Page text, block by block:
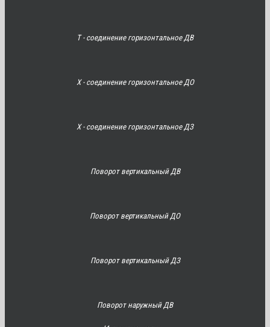
Т - соединение горизонтальное ДВ
Х - соединение горизонтальное ДО
Х - соединение горизонтальное ДЗ
Поворот вертикальный ДВ
Поворот вертикальный ДО
Поворот вертикальный ДЗ
Поворот наружный ДВ